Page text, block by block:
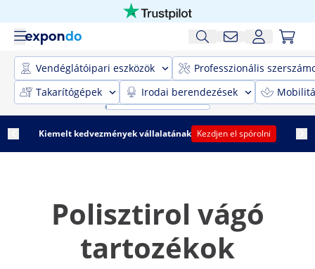
Vendéglátóipari eszközök
Professzionális
Takarítógépek
Irodai berendezések
Kiemelt kedvezmények vállalatának Kezdjen el spórolni
Polisztirol vágó
tartozékok